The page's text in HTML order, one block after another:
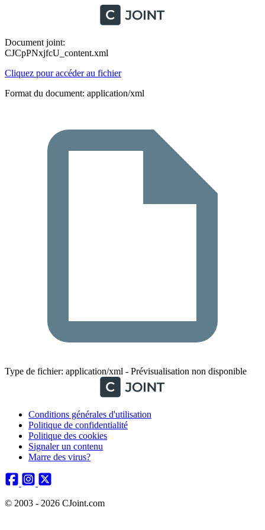
Document joint:
CJCpPNxjfcU_content.xml
Cliquez pour accéder au fichier
Format du document: application/xml
Type de fichier: application/xml - Prévisualisation non disponible
Conditions générales d'utilisation
Politique de confidentialité
Politique des cookies
Signaler un contenu
Marre des virus?
© 2003 - 2026 CJoint.com